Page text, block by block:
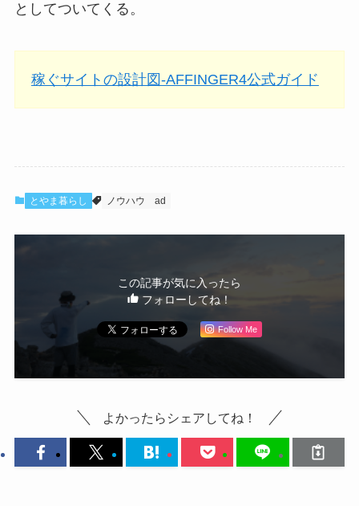
としてついてくる。
稼ぐサイトの設計図-AFFINGER4公式ガイド
とやま暮らし ノウハウ ad
この記事が気に入ったら
フォローしてね！
Follow Me
よかったらシェアしてね！